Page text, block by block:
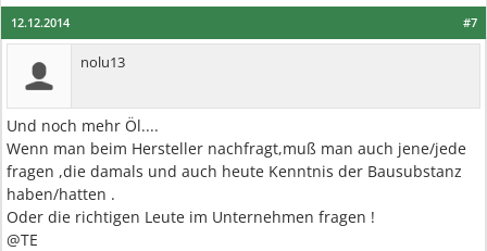
#7
12.12.2014
nolu13
Und noch mehr Öl....
Wenn man beim Hersteller nachfragt,muß man auch jene/jede
fragen ,die damals und auch heute Kenntnis der Bausubstanz
haben/hatten .
Oder die richtigen Leute im Unternehmen fragen !
@TE